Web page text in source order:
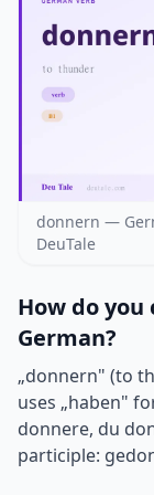
donnern —
DeuTale
How do
German?
„donnern" (to
uses „haben"
donnere, du
participle: